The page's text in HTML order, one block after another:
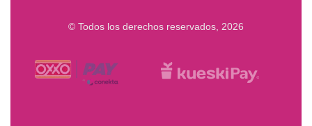
© Todos los derechos reservados, 2026